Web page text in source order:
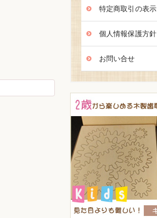
特定商取引の表示
個人情報保護方針
お問い合せ